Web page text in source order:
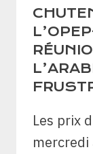
Les prix
mercredi